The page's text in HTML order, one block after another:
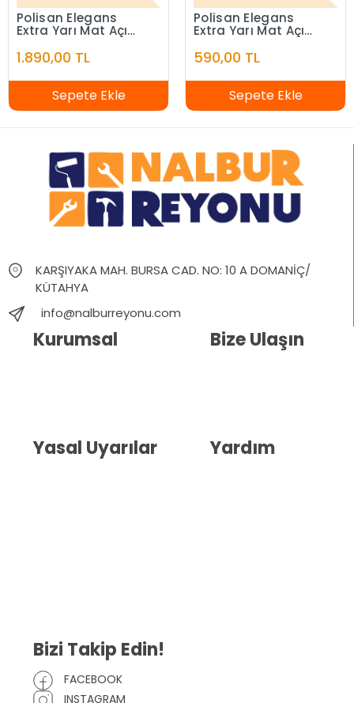
Polisan Elegans
Extra Yarı Mat Açık
1.890,00 TL
Sepete Ekle
Polisan Elegans
Extra Yarı Mat Açık
590,00 TL
Sepete Ekle
KARŞIYAKA MAH. BURSA CAD. NO: 10 A DOMANİÇ/
KÜTAHYA
info@nalburreyonu.com
Kurumsal
Yasal Uyarılar
Bize Ulaşın
Yardım
Bizi Takip Edin!
FACEBOOK
INSTAGRAM